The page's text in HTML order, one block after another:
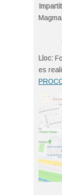
Lloc:
es